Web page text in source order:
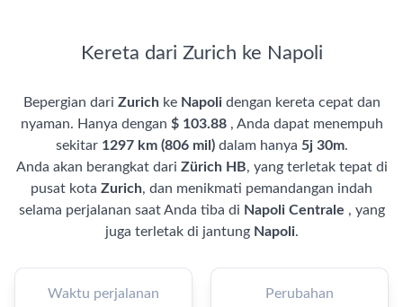
Kereta dari Zurich ke Napoli
Bepergian dari Zurichke Napolidengan kereta cepat dan
nyaman. Hanya dengan $ 103.88 , Anda dapat menempuh
sekitar 1297 km (806 mil)dalam hanya 5j 30m.
Anda akan berangkat dari Zürich HB, yang terletak tepat di
pusat kota Zurich, dan menikmati pemandangan indah
selama perjalanan saat Anda tiba di Napoli Centrale , yang
juga terletak di jantung Napoli.
Waktu perjalanan Perubahan